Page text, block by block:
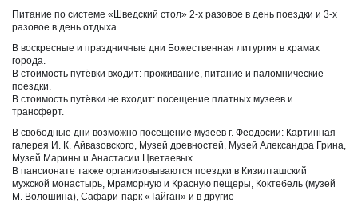
Питание по системе «Шведский стол» 2-х разовое в день поездки и 3-х
разовое в день отдыха.
В воскресные и праздничные дни Божественная литургия в храмах
города.
В стоимость путёвки входит: проживание, питание и паломнические
поездки.
В стоимость путёвки не входит: посещение платных музеев и
трансферт.
В свободные дни возможно посещение музеев г. Феодосии: Картинная
галерея И. К. Айвазовского, Музей древностей, Музей Александра Грина,
Музей Марины и Анастасии Цветаевых.
В пансионате также организовываются поездки в Кизилташский
мужской монастырь, Мраморную и Красную пещеры, Коктебель (музей
М. Волошина), Сафари-парк «Тайган» и в другие